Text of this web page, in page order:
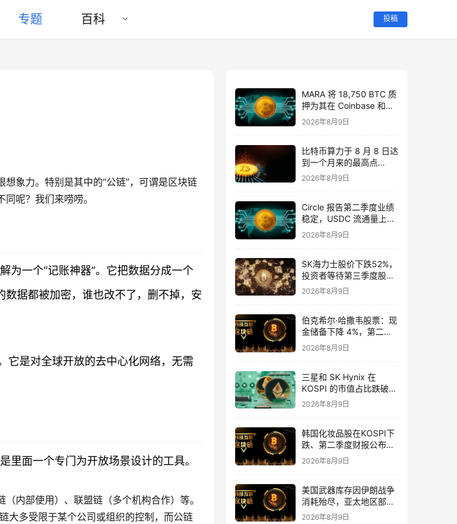
专题 百科 投稿
象力。特别是其中的“公链”，可谓是区块链
呢？我们来唠唠。
为一个“记账神器”。它把数据分成一个
数据都被加密，谁也改不了，删不掉，安
它是对全球开放的去中心化网络，无需
里面一个专门为开放场景设计的工具。
（内部使用）、联盟链（多个机构合作）等。
大多受限于某个公司或组织的控制，而公链
MARA 将 18,750 BTC 质
押为其在 Coinbase 和
Two Prime 的$600M 笔
比特币支持贷款的抵押品
2026年8月9日
比特币算力于 8 月 8 日达
到一个月来的最高点
920M TH/s。
2026年8月9日
Circle 报告第二季度业绩
稳定，USDC 流通量上升
20%
2026年8月9日
SK海力士股价下跌52%，
投资者等待第三季度股东
回报计划
2026年8月9日
伯克希尔·哈撒韦股票：现
金储备下降 4%，第二季
度利润翻倍
2026年8月9日
三星和 SK Hynix 在
KOSPI 的市值占比跌破
50%
2026年8月9日
韩国化妆品股在KOSPI下
跌、第二季度财报公布之
际上涨，涨幅最高达 20%
2026年8月9日
美国武器库存因伊朗战争
消耗殆尽，亚太地区部队
受到影响
2026年8月9日